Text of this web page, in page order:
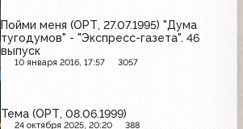
Пойми меня (ОРТ, 27.07.1995) "Дума
тугодумов" - "Экспресс-газета". 46
выпуск
10 января 2016, 17:57 3057
Тема (ОРТ, 08.06.1999)
24 октября 2025, 20:20 388